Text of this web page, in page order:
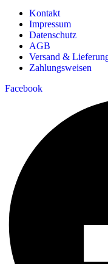
Kontakt
Impressum
Datenschutz
AGB
Versand &
Zahlungsweisen
Facebook